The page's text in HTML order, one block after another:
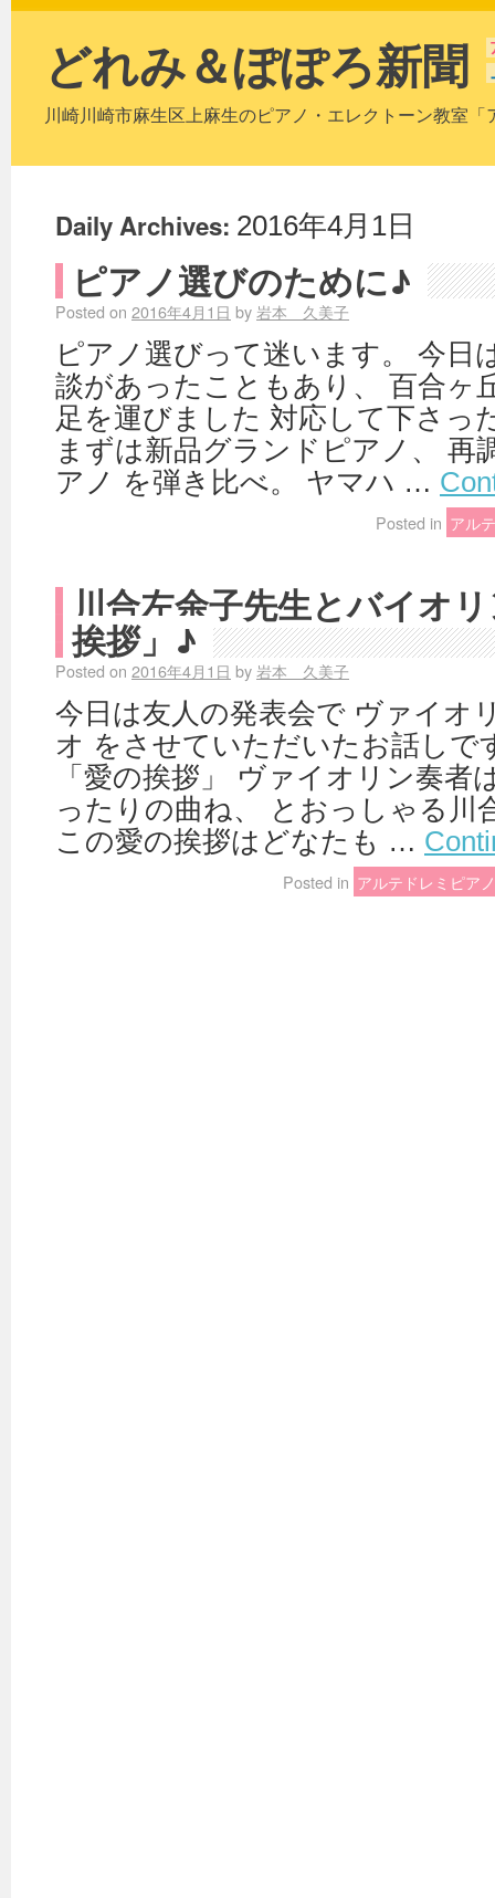
どれみ＆ぽぽろ新聞
川崎川崎市麻生区上麻生のピアノ・エレクトーン教室
Daily Archives: 2016年4月1日
ピアノ選びのために♪
Posted on 2016年4月1日 by岩本 久美子
ピアノ選びって迷います。 今日
談があったこともあり、 百合ヶ
足を運びました 対応して下さっ
まずは新品グランドピアノ、 再
アノ を弾き比べ。 ヤマハ …
Posted in アル
川合左余子先生とバイオ
挨拶」♪
Posted on 2016年4月1日 by岩本 久美子
今日は友人の発表会で ヴァイオ
オ をさせていただいたお話しで
「愛の挨拶」 ヴァイオリン奏者
ったりの曲ね、 とおっしゃる川
この愛の挨拶はどなたも …
Posted in アルテドレミピア